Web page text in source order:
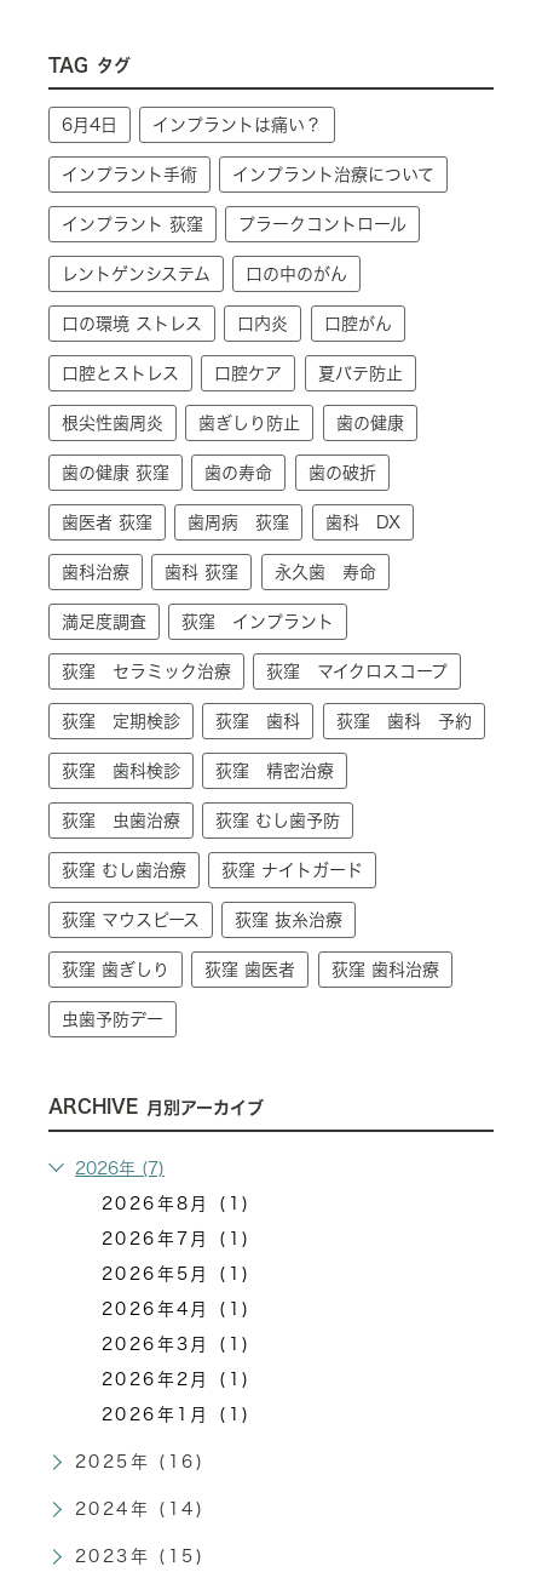
TAG タグ
6月4日 インプラントは痛い？
インプラント手術 インプラント治療について
インプラント 荻窪 プラークコントロール
レントゲンシステム 口の中のがん
口の環境 ストレス 口内炎 口腔がん
口腔とストレス 口腔ケア 夏バテ防止
根尖性歯周炎 歯ぎしり防止 歯の健康
歯の健康 荻窪 歯の寿命 歯の破折
歯医者 荻窪 歯周病 荻窪 歯科 DX
歯科治療 歯科 荻窪 永久歯 寿命
満足度調査 荻窪 インプラント
荻窪 セラミック治療 荻窪 マイクロスコープ
荻窪 定期検診 荻窪 歯科 荻窪 歯科 予約
荻窪 歯科検診 荻窪 精密治療
荻窪 虫歯治療 荻窪 むし歯予防
荻窪 むし歯治療 荻窪 ナイトガード
荻窪 マウスピース 荻窪 抜糸治療
荻窪 歯ぎしり 荻窪 歯医者 荻窪 歯科治療
虫歯予防デー
ARCHIVE 月別アーカイブ
2026年 (7)
2026年8月 (1)
2026年7月 (1)
2026年5月 (1)
2026年4月 (1)
2026年3月 (1)
2026年2月 (1)
2026年1月 (1)
2025年 (16)
2024年 (14)
2023年 (15)